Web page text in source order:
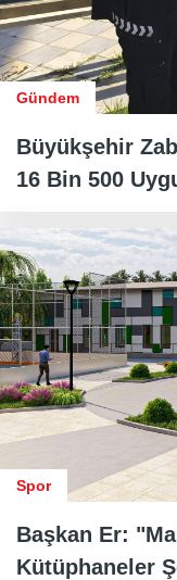
Gündem
Büyükşehir
16 Bin 500
Spor
Başkan Er:
Kütüphaneler